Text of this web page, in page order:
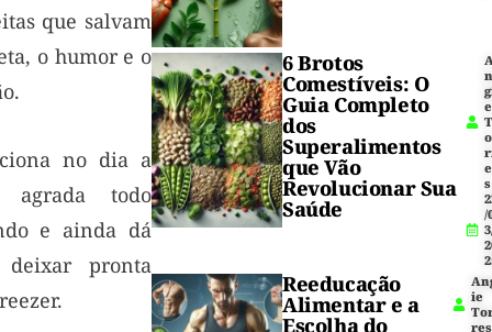
que salvam
o humor e o
no dia a
agrada todo
e ainda dá
pronta
6 Brotos
Comestíveis: O
Guia Completo
dos
Superalimentos
que Vão
Revolucionar Sua
Saúde
n
e
T
o
e
s
/
Reeducação
Alimentar e a
Escolha do
ie
res